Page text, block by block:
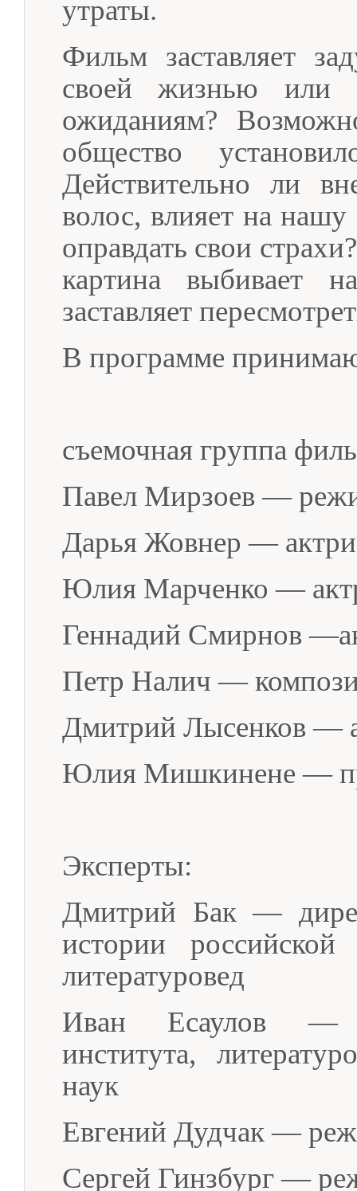
утраты.
Фильм заставляет
своей жизнью или
ожиданиям?
общество
Действительно ли
волос, влияет на
оправдать свои
картина выбивает
заставляет
В программе
съемочная группа
Павел Мирзоев —
Дарья Жовнер —
Юлия Марченко —
Геннадий Смирнов
Петр Налич —
Дмитрий Лысенков —
Юлия Мишкинене —
Эксперты:
Дмитрий Бак —
истории
литературовед
Иван Есаулов —
института,
наук
Евгений Дудчак —
Сергей Гинзбург —